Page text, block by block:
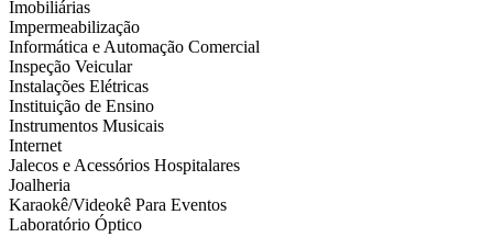
Imobiliárias
Impermeabilização
Informática e Automação Comercial
Inspeção Veicular
Instalações Elétricas
Instituição de Ensino
Instrumentos Musicais
Internet
Jalecos e Acessórios Hospitalares
Joalheria
Karaokê/Videokê Para Eventos
Laboratório Óptico